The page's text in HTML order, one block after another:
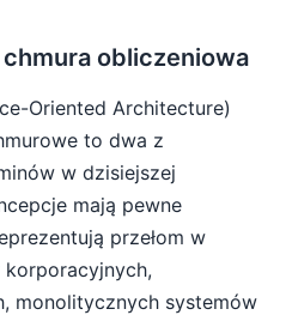
obliczeniowa
Oriented Architecture)
to dwa z
w dzisiejszej
mają pewne
przełom w
monolitycznych systemów